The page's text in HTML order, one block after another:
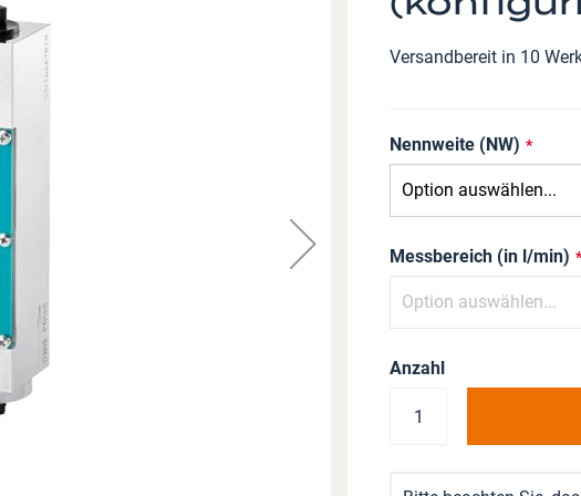
Versandbereit in 10
Nennweite (NW)
Messbereich (in l/min)
Anzahl